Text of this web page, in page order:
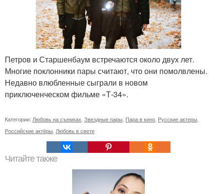
Петров и Старшенбаум встречаются около двух лет.
Многие поклонники пары считают, что они помолвлены.
Недавно влюбленные сыграли в новом
приключенческом фильме «Т-34».
Категории: Любовь на съемках Звездные пары Пара в кино Русские актеры
Российские актёры Любовь в свете
Читайте также